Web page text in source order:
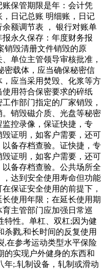
保管期限是年：会计凭
日记总账 明细账，日记
额调节表 ， 银行对账单
永久保存：年度财务报
销毁清册文件销毁的原
单位主管领导审核批准，
密载体，应当确保秘密信
应当采用焚毁、化浆等方
用符合保密要求的碎纸
作部门指定的厂家销毁，
销毁磁介质、光盘等秘密
控录像，保证快捷，专
证明，如客户需要，还可
备存档查验。证快捷，专
证明，如客户需要，还可
备存档查验。公共场所全
达到安全使用寿命但功能
保证安全使用的前提下，
使用年限；在延长使用期
主管部门应加强日常巡
特性。单杠、双杠;因为健
杀戮,和长时间的反复使用
,在参考运动类型水平保险
的实现户外健身的东西和
年;.轧制设备，轧制或滑动